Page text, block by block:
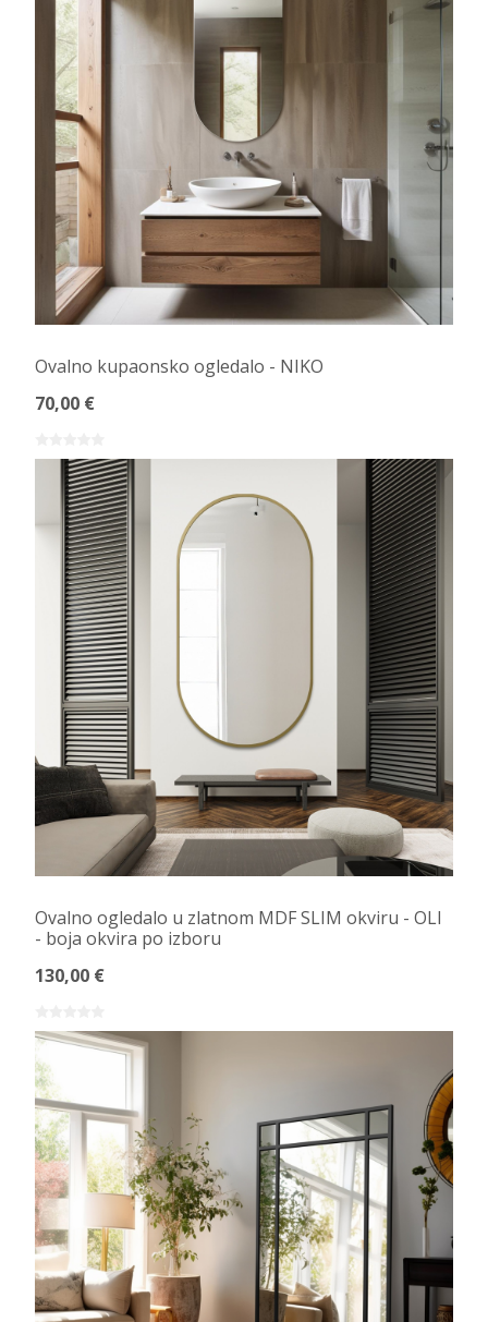
Ovalno kupaonsko ogledalo - NIKO
70,00 €
Ovalno ogledalo u zlatnom MDF SLIM okviru - OLI
- boja okvira po izboru
130,00 €